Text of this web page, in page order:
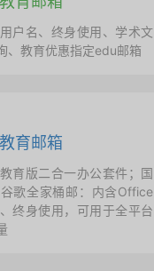
户名、终身使用、学术文
、教育优惠指定edu邮箱
育邮箱
育版二合一办公套件；国
歌全家桶邮：内含Office
终身使用，可用于全平台